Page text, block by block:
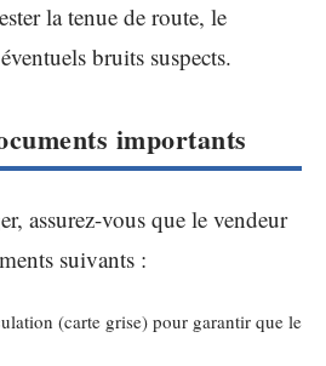
la tenue de route, le
bruits suspects.
importants
assurez-vous que le vendeur
suivants :
(carte grise) pour garantir que le